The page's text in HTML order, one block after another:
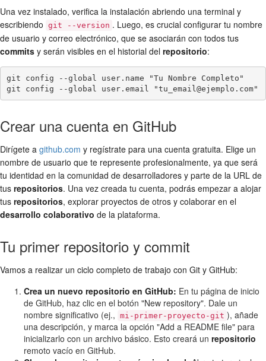
Una vez instalado, verifica la instalación abriendo una terminal y
escribiendo git --version . Luego, es crucial configurar tu nombre
de usuario y correo electrónico, que se asociarán con todos tus
commits y serán visibles en el historial del repositorio:
git config --global user.name "Tu Nombre Completo"
git config --global user.email "tu_email@ejemplo.com"
Crear una cuenta en GitHub
Dirígete a github.com y regístrate para una cuenta gratuita. Elige un
nombre de usuario que te represente profesionalmente, ya que será
tu identidad en la comunidad de desarrolladores y parte de la URL de
tus repositorios. Una vez creada tu cuenta, podrás empezar a alojar
tus repositorios, explorar proyectos de otros y colaborar en el
desarrollo colaborativo de la plataforma.
Tu primer repositorio y commit
Vamos a realizar un ciclo completo de trabajo con Git y GitHub:
Crea un nuevo repositorio en GitHub: En tu página de inicio
de GitHub, haz clic en el botón "New repository". Dale un
nombre significativo (ej., mi-primer-proyecto-git ), añade
una descripción, y marca la opción "Add a README file" para
inicializarlo con un archivo básico. Esto creará un repositorio
remoto vacío en GitHub.